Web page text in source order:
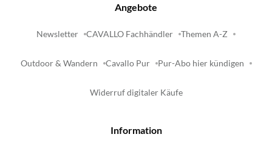
Angebote
Newsletter CAVALLO Fachhändler Themen A-Z
Outdoor & Wandern Cavallo Pur Pur-Abo hier kündigen
Widerruf digitaler Käufe
Information